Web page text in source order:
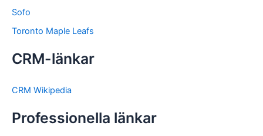
Sofo
Toronto Maple Leafs
CRM-länkar
CRM Wikipedia
Professionella länkar